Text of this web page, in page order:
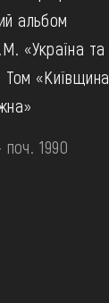
альбом
«Україна та
Том «Київщина
поч. 1990